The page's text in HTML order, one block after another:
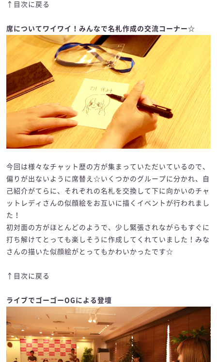
↑目次に戻る
席についてワイワイ！みんなで名札作成の交流コーナー☆
今回は様々なチャット歴の方が集まっていただいているので、
偏りが出ないように席替え☆いくつかのグループに分かれ、自
己紹介がてらに、それぞれの名札を交換して下に向かいのチャ
ットレディさんの似顔絵をお互いに描くイベントが行われまし
た！
初対面の方がほとんどのようで、少し緊張されながらもすぐに
打ち解けてとっても楽しそうに作成してくれていました！みな
さんの描いた似顔絵がとってもかわいかったです☆
↑目次に戻る
ライブでゴーゴーOGによる登壇